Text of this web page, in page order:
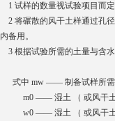
1 试样的数量视试验项目而
2 将碾散的风干土样通过孔
内备用。
3 根据试验所需的土量与含
式中 mw —— 制备试样所需
m0 —— 湿土 （ 或风干土
w0 —— 湿土 （ 或风干土